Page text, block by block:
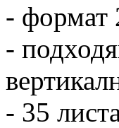
- формат
-
- 35